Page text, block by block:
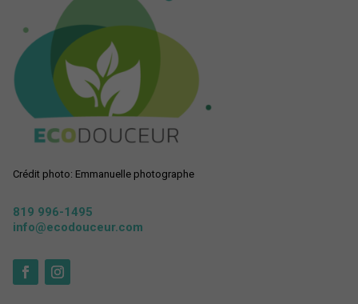
Crédit photo: Emmanuelle photographe
819 996-1495
info@ecodouceur.com